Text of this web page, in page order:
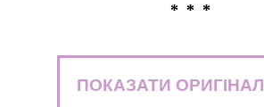
* * *
ПОКАЗАТИ ОРИГІНАЛ